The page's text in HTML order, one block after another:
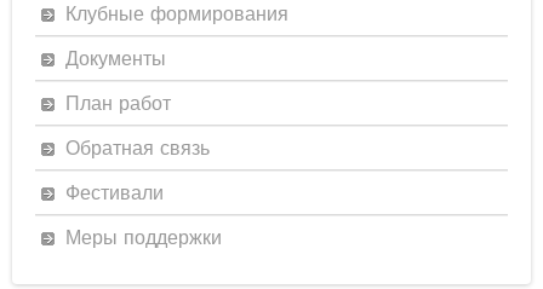
Клубные формирования
Документы
План работ
Обратная связь
Фестивали
Меры поддержки